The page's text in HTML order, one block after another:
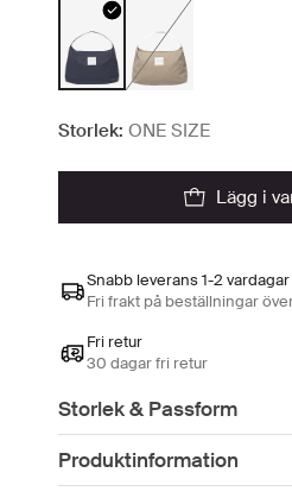
Storlek: ONE SIZE
lägg i
Snabb leverans 1-2 vardagar
Fri frakt på beställningar
Fri retur
30 dagar fri retur
Storlek & Passform
Produktinformation